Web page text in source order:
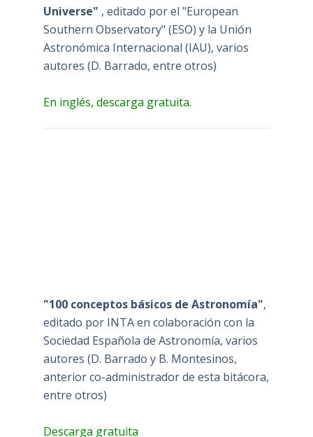
Universe" , editado por el "European
Southern Observatory" (ESO) y la Unión
Astronómica Internacional (IAU), varios
autores (D. Barrado, entre otros)
En inglés, descarga gratuita.
"100 conceptos básicos de Astronomía",
editado por INTA en colaboración con la
Sociedad Española de Astronomía, varios
autores (D. Barrado y B. Montesinos,
anterior co-administrador de esta bitácora,
entre otros)
Descarga gratuita